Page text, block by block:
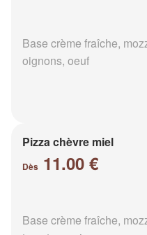
Base crème fraîche,
oignons, oeuf
Pizza chèvre miel
Dès 11.00 €
Base crème fraîche,